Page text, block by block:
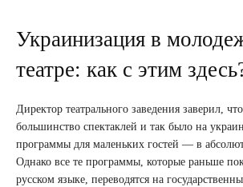
Украинизация в
театре: как с этим
Директор театрального заведения заверил,
большинство спектаклей и так было на
программы для маленьких гостей — в
Однако все те программы, которые раньше
русском языке, переводятся на